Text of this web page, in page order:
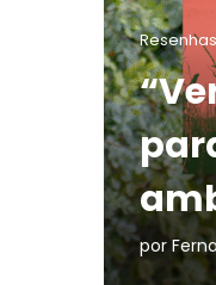
Resenhas
por